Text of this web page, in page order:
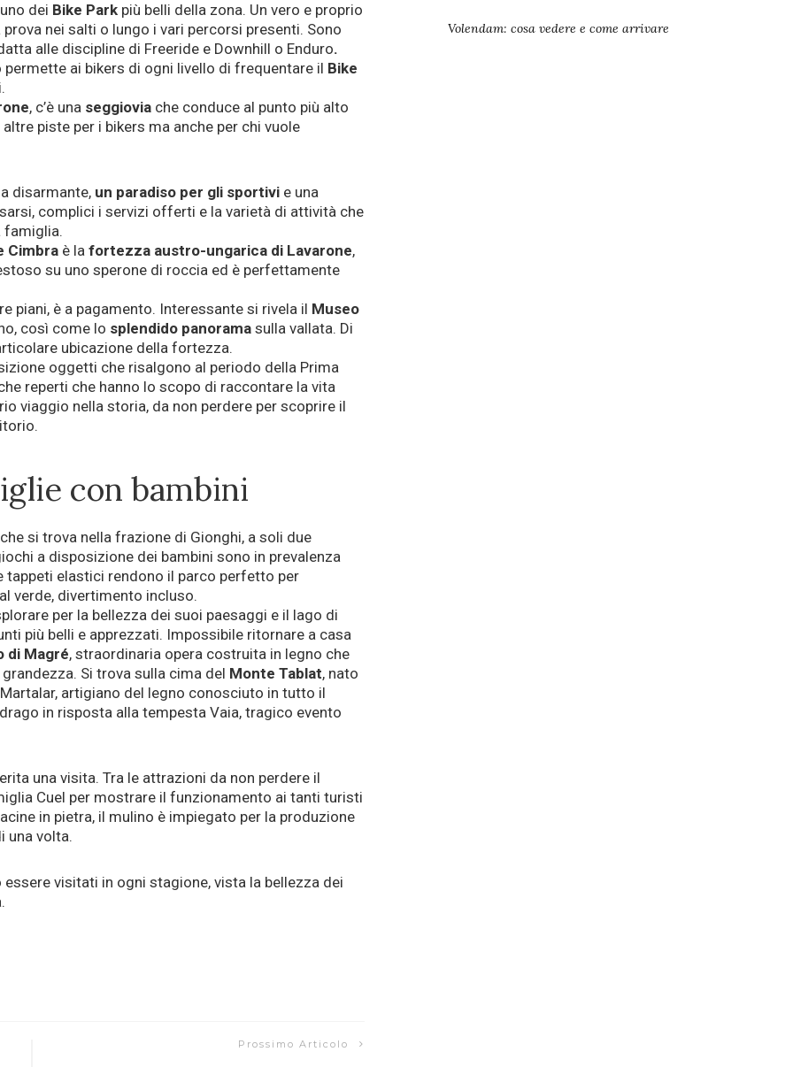
dei Bike Park più belli della zona. Un vero e proprio
nei salti o lungo i vari percorsi presenti. Sono
alle discipline di Freeride e Downhill o Enduro.
ai bikers di ogni livello di frequentare il Bike
, c’è una seggiovia che conduce al punto più alto
piste per i bikers ma anche per chi vuole
disarmante, un paradiso per gli sportivi e una
complici i servizi offerti e la varietà di attività che
famiglia.
Cimbra è la fortezza austro-ungarica di Lavarone,
su uno sperone di roccia ed è perfettamente
piani, è a pagamento. Interessante si rivela il Museo
così come lo splendido panorama sulla vallata. Di
ubicazione della fortezza.
oggetti che risalgono al periodo della Prima
reperti che hanno lo scopo di raccontare la vita
viaggio nella storia, da non perdere per scoprire il
con bambini
si trova nella frazione di Gionghi, a soli due
a disposizione dei bambini sono in prevalenza
elastici rendono il parco perfetto per
verde, divertimento incluso.
per la bellezza dei suoi paesaggi e il lago di
più belli e apprezzati. Impossibile ritornare a casa
di Magré, straordinaria opera costruita in legno che
Si trova sulla cima del Monte Tablat, nato
artigiano del legno conosciuto in tutto il
in risposta alla tempesta Vaia, tragico evento
una visita. Tra le attrazioni da non perdere il
Cuel per mostrare il funzionamento ai tanti turisti
in pietra, il mulino è impiegato per la produzione
una volta.
visitati in ogni stagione, vista la bellezza dei
Prossimo Articolo
Volendam: cosa vedere e come arrivare